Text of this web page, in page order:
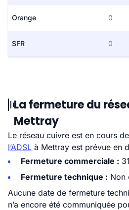
Orange 0
SFR 0
La fermeture du
Mettray
Le réseau cuivre est en cours
l’ADSL à Mettray est prévue en
Fermeture commerciale :
Fermeture technique : Non
Aucune date de fermeture
n’a encore été communiquée